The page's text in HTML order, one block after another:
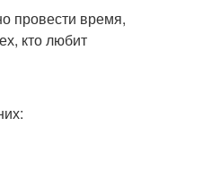
провести время,
кто любит